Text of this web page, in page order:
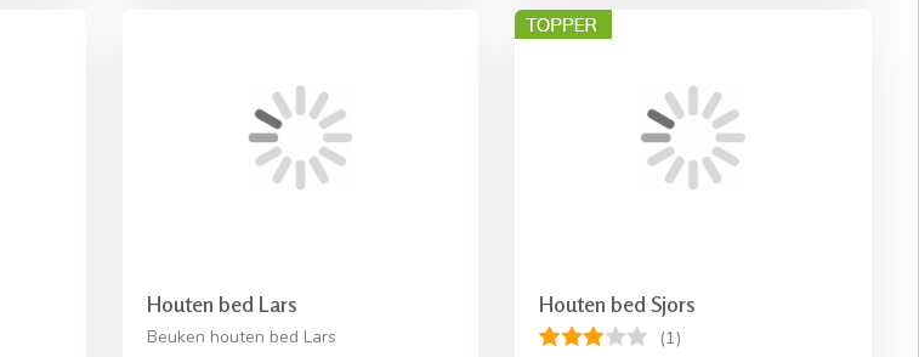
Houten bed Lars
Beuken houten bed Lars
Houten bed Sjors
(1)